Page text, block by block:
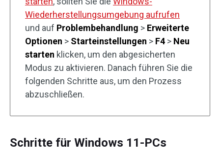
Wiederherstellungsumgebung aufrufen
und auf Problembehandlung > Erweiterte
Optionen > Starteinstellungen > F4 > Neu
starten klicken, um den abgesicherten
Modus zu aktivieren. Danach führen Sie die
folgenden Schritte aus, um den Prozess
abzuschließen.
Schritte für Windows 11-PCs